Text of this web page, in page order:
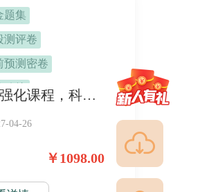
题集
测评卷
预测密卷
秘籍 专项4科分阶段强化课程，科科匹配专项习题，课练结合。 搭配考前特训课、终极提分密卷，稳定提分，一次通关。
04-26
￥1098.00